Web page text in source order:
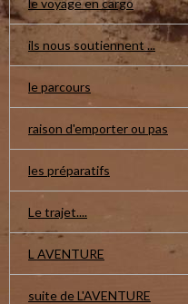
le voyage en cargo
ils nous soutiennent ...
le parcours
raison d'emporter ou pas
les préparatifs
Le trajet....
L AVENTURE
suite de L'AVENTURE